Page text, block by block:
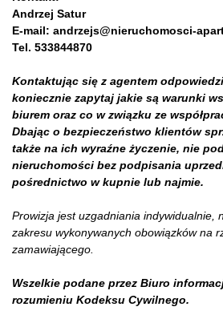
Andrzej Satur
E-mail: andrzejs@nieruchomosci-
Tel. 533844870
Kontaktując się z agentem
koniecznie zapytaj jakie są warunki
biurem oraz co w związku ze
Dbając o bezpieczeństwo klientów
także na ich wyraźne życzenie, nie
nieruchomości bez podpisania
pośrednictwo w kupnie lub najmie.
Prowizja jest uzgadniania indywidualnie,
zakresu wykonywanych obowiązków na
zamawiającego.
Wszelkie podane przez Biuro
rozumieniu Kodeksu Cywilnego.